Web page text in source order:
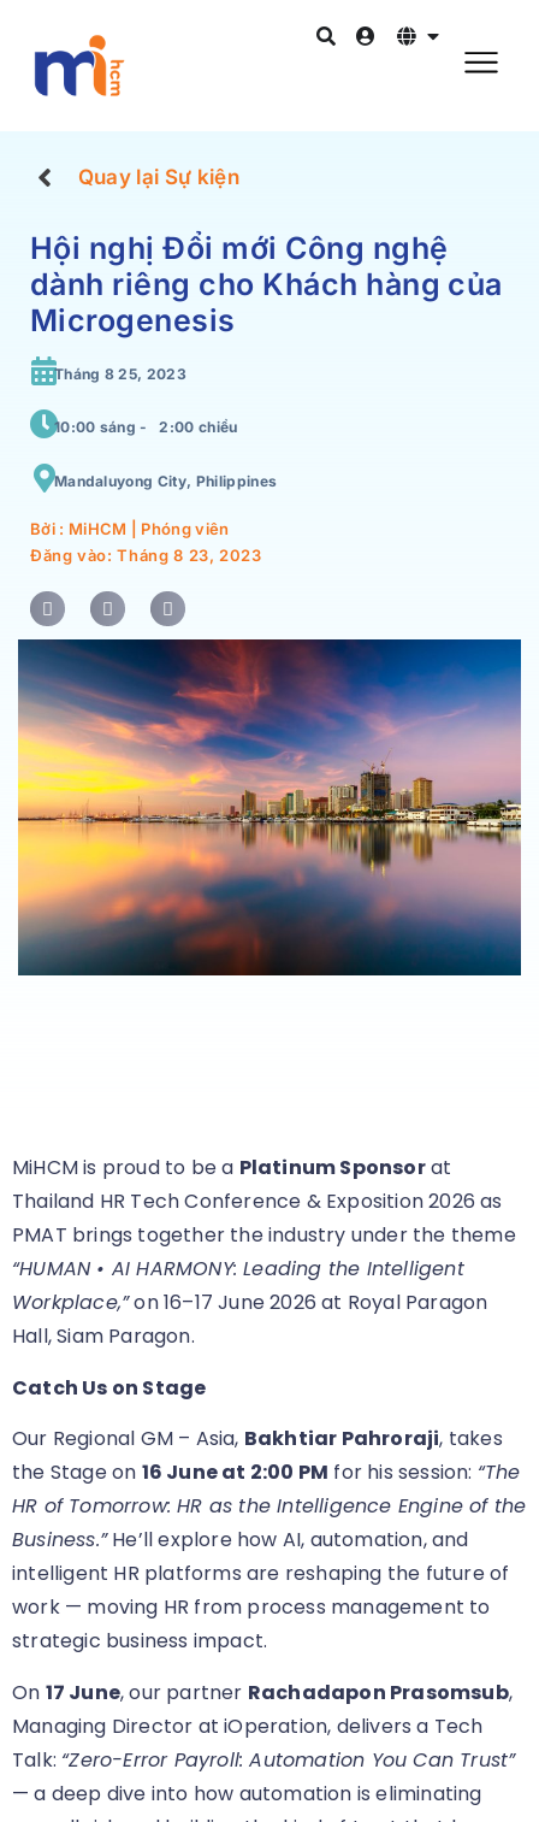
Quay lại Sự kiện
Hội nghị Đổi mới Công nghệ
dành riêng cho Khách hàng của
Microgenesis
Tháng 8 25, 2023
10:00 sáng - 2:00 chiều
Mandaluyong City, Philippines
Bởi : MiHCM | Phóng viên
Đăng vào: Tháng 8 23, 2023
MiHCM is proud to be a Platinum Sponsorat
Thailand HR Tech Conference & Exposition 2026 as
PMAT brings together the industry under the theme
“HUMAN • AI HARMONY: Leading the Intelligent
Workplace,”on 16–17 June 2026 at Royal Paragon
Hall, Siam Paragon.
Catch Us on Stage
Our Regional GM – Asia, Bakhtiar Pahroraji, takes
the Stage on 16 June at 2:00 PM for his session: “The
HR of Tomorrow: HR as the Intelligence Engine of the
Business.”He’ll explore how AI, automation, and
intelligent HR platforms are reshaping the future of
work — moving HR from process management to
strategic business impact.
On 17 June, our partner Rachadapon Prasomsub,
Managing Director at iOperation, delivers a Tech
Talk: “Zero-Error Payroll: Automation You Can Trust”
— a deep dive into how automation is eliminating